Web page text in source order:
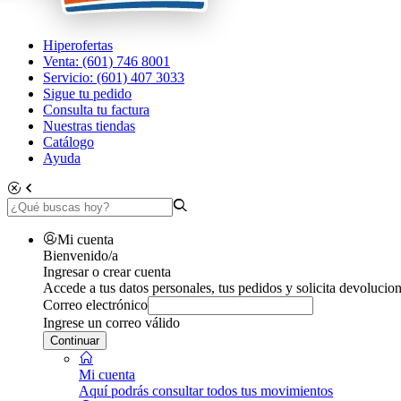
Hiperofertas
Venta: (601) 746 8001
Servicio: (601) 407 3033
Sigue tu pedido
Consulta tu factura
Nuestras tiendas
Catálogo
Ayuda
Mi cuenta
Bienvenido/a
Ingresar o crear cuenta
Accede a tus datos personales, tus pedidos y solicita
Correo electrónico
Ingrese un correo válido
Continuar
Mi cuenta
Aquí podrás consultar todos tus movimientos